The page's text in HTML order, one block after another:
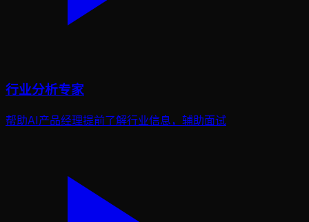
行业分析专家
帮助AI产品经理提前了解行业信息，辅助面试